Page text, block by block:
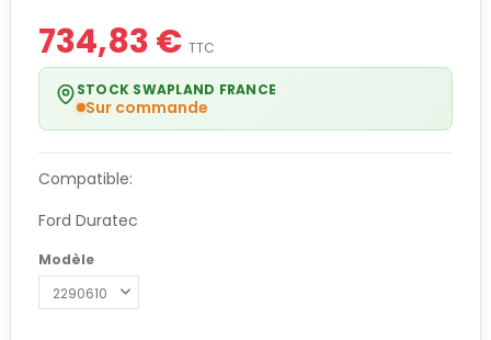
734,83 € TTC
STOCK SWAPLAND FRANCE
Sur commande
Compatible:
Ford Duratec
Modèle